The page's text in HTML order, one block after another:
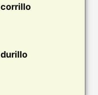
corrillo
durillo